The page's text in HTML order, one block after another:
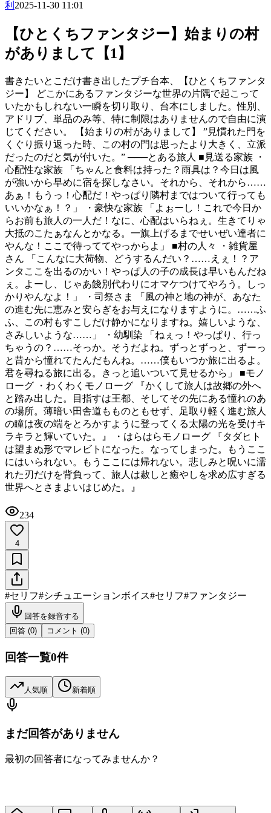
利 2025-11-30 11:01
【ひとくちファンタジー】始まりの村
がありまして【1】
書きたいとこだけ書き出したプチ台本、【ひとくちファンタ
ジー】 どこかにあるファンタジーな世界の片隅で起こって
いたかもしれない一瞬を切り取り、台本にしました。性別、
アドリブ、単品のみ等、特に制限はありませんので自由に演
じてください。 【始まりの村がありまして】 ”見慣れた門を
くぐり振り返った時、この村の門は思ったより大きく、立派
だったのだと気が付いた。” ───とある旅人 ■見送る家族 ・
心配性な家族 「ちゃんと食料は持った？雨具は？今日は風
が強いから早めに宿を探しなさい。それから、それから……
あぁ！もうっ！心配だ！やっぱり隣村まではついて行っても
いいかなぁ！？」 ・豪快な家族 「よぉーし！これで今日か
らお前も旅人の一人だ！なに、心配はいらねぇ。生きてりゃ
大抵のこたぁなんとかなる。一旗上げるまでせいぜい達者に
やんな！ここで待っててやっからよ」 ■村の人々 ・雑貨屋
さん 「こんなに大荷物、どうするんだい？……えぇ！？ア
ンタここを出るのかい！やっぱ人の子の成長は早いもんだね
ぇ。よーし、じゃあ餞別代わりにオマケつけてやろう。しっ
かりやんなよ！」 ・司祭さま 「風の神と地の神が、あなた
の進む先に恵みと安らぎをお与えになりますように。……ふ
ふ、この村もすこしだけ静かになりますね。嬉しいような、
さみしいような……」 ・幼馴染 「ねぇっ！やっぱり、行っ
ちゃうの？……そっか。そうだよね。ずっとずっと、ずーっ
と昔から憧れてたんだもんね。……僕もいつか旅に出るよ。
君を尋ねる旅に出る。きっと追いついて見せるから」 ■モノ
ローグ ・わくわくモノローグ 『かくして旅人は故郷の外へ
と踏み出した。目指すは王都、そしてその先にある憧れのあ
の場所。薄暗い田舎道もものともせず、足取り軽く進む旅人
の瞳は夜の端をとろかすように登ってくる太陽の光を受けキ
ラキラと輝いていた。』 ・はらはらモノローグ 『タダヒト
は望まぬ形でマレビトになった。なってしまった。もうここ
にはいられない。もうここには帰れない。悲しみと呪いに濡
れた刃だけを背負って、旅人は赦しと癒やしを求め広すぎる
世界へとさまよいはじめた。』
234
4
#セリフ#シチュエーションボイス#セリフ#ファンタジー
回答を録音する
回答 (0) コメント (0)
回答一覧0件
人気順 新着順
まだ回答がありません
最初の回答者になってみませんか？